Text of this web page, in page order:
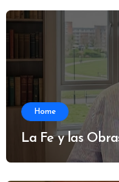
Home
La Fe y las